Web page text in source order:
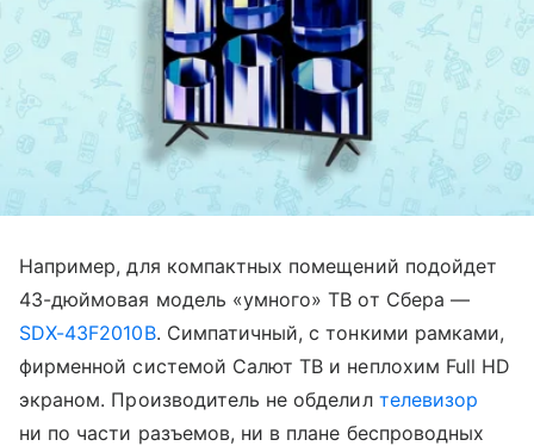
Например, для компактных помещений подойдет
43-дюймовая модель «умного» ТВ от Сбера —
SDX-43F2010B. Симпатичный, с тонкими рамками,
фирменной системой Салют ТВ и неплохим Full HD
экраном. Производитель не обделил телевизор
ни по части разъемов, ни в плане беспроводных